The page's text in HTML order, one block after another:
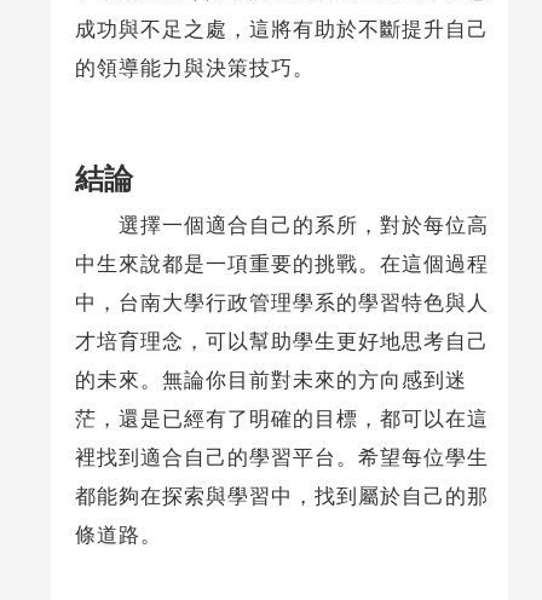
成功與不足之處，這將有助於不斷提升自己
的領導能力與決策技巧。
結論
選擇一個適合自己的系所，對於每位高
中生來說都是一項重要的挑戰。在這個過程
中，台南大學行政管理學系的學習特色與人
才培育理念，可以幫助學生更好地思考自己
的未來。無論你目前對未來的方向感到迷
茫，還是已經有了明確的目標，都可以在這
裡找到適合自己的學習平台。希望每位學生
都能夠在探索與學習中，找到屬於自己的那
條道路。